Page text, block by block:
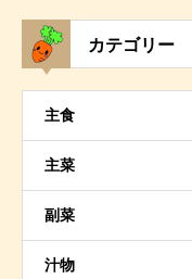
カテゴリー
主食
主菜
副菜
汁物